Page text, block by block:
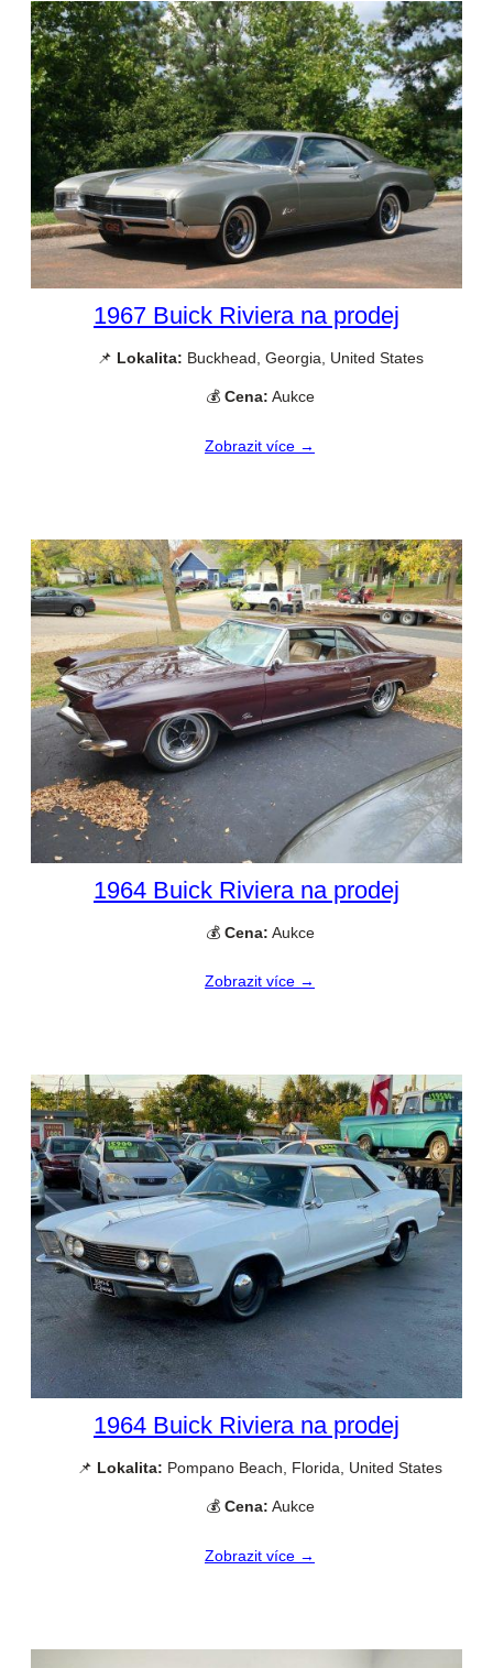
1967 Buick Riviera na prodej
📌 Lokalita: Buckhead, Georgia, United States
💰 Cena: Aukce
Zobrazit více →
1964 Buick Riviera na prodej
💰 Cena: Aukce
Zobrazit více →
1964 Buick Riviera na prodej
📌 Lokalita: Pompano Beach, Florida, United States
💰 Cena: Aukce
Zobrazit více →